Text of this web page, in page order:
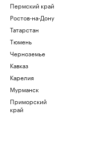
Пермский край
Ростов-на-Дону
Татарстан
Тюмень
Черноземье
Кавказ
Карелия
Мурманск
Приморский
край